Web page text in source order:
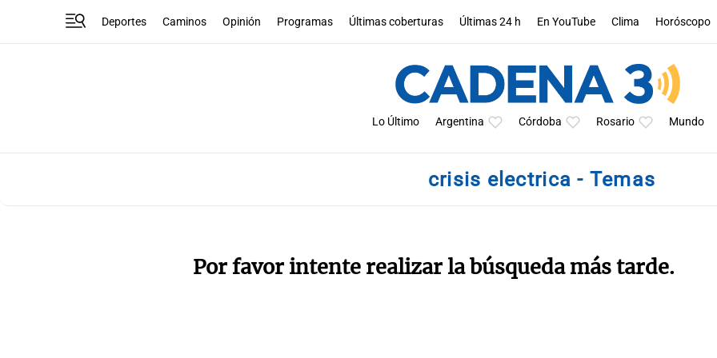
Deportes Caminos Opinión Programas Últimas coberturas Últimas 24 h En YouTube Clima Horóscopo
Lo Último Argentina Córdoba Rosario Mundo
crisis electrica - Temas
Por favor intente realizar la búsqueda más tarde.